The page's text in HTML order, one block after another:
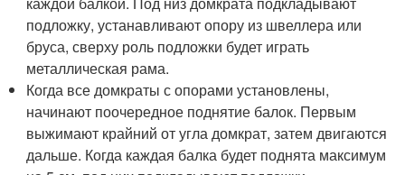
подложку, устанавливают опору из швеллера или
бруса, сверху роль подложки будет играть
металлическая рама.
Когда все домкраты с опорами установлены,
начинают поочередное поднятие балок. Первым
выжимают крайний от угла домкрат, затем двигаются
дальше. Когда каждая балка будет поднята максимум